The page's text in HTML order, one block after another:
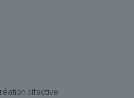
olfactive